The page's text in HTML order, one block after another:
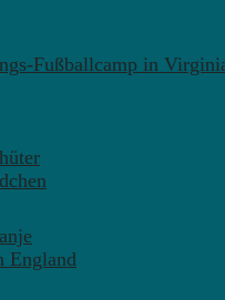
Fußballcamp in
England